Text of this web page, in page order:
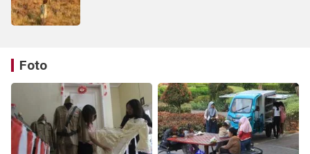
Foto